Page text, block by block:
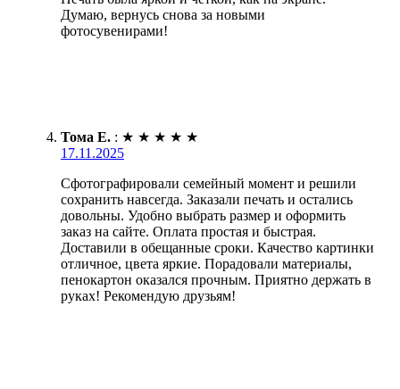
Думаю, вернусь снова за новыми
фотосувенирами!
Тома Е. : ★ ★ ★ ★ ★
17.11.2025
Сфотографировали семейный момент и решили
сохранить навсегда. Заказали печать и остались
довольны. Удобно выбрать размер и оформить
заказ на сайте. Оплата простая и быстрая.
Доставили в обещанные сроки. Качество картинки
отличное, цвета яркие. Порадовали материалы,
пенокартон оказался прочным. Приятно держать в
руках! Рекомендую друзьям!